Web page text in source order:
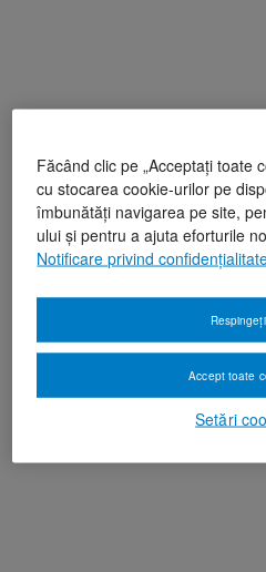
Făcând clic pe „Acceptați toate
cu stocarea cookie-urilor pe
îmbunătăți navigarea pe site,
ului și pentru a ajuta eforturile
Notificare privind
Setări
Accept toate